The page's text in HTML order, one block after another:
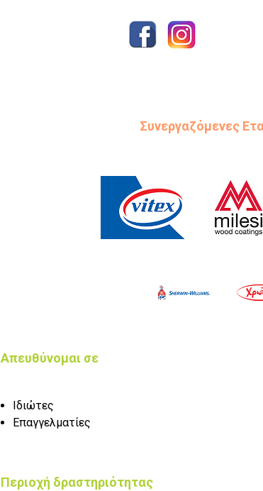
Συνεργαζόμενες
Απευθύνομαι σε
Ιδιώτες
Επαγγελματίες
Περιοχή δραστηριότητας